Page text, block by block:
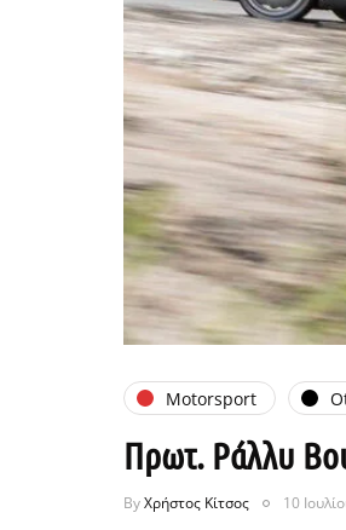
Motorsport
Πρωτ. Ράλλυ
ByΧρήστος Κίτσος 10